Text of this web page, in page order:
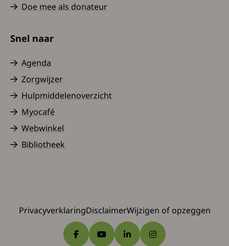
Doe mee als donateur
Snel naar
Agenda
Zorgwijzer
Hulpmiddelenoverzicht
Myocafé
Webwinkel
Bibliotheek
PrivacyverklaringDisclaimerWijzigen of opzeggen
Ga naar Facebook
Ga naar YouTube
Ga naar LinkedIn
Ga naar Instagram